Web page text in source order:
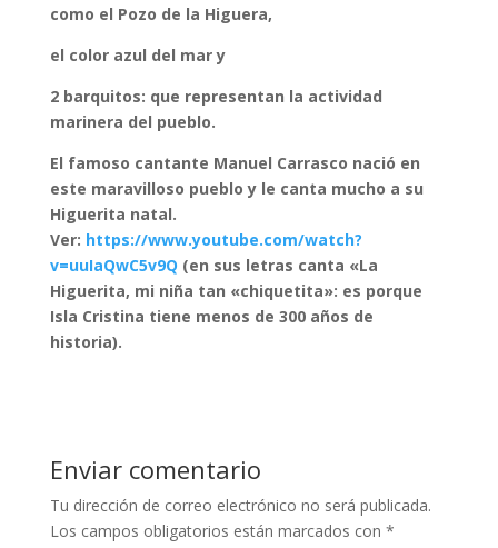
como el Pozo de la Higuera,
el color azul del mar y
2 barquitos: que representan la actividad
marinera del pueblo.
El famoso cantante Manuel Carrasco nació en
este maravilloso pueblo y le canta mucho a su
Higuerita natal.
Ver: https://www.youtube.com/watch?
v=uuIaQwC5v9Q (en sus letras canta «La
Higuerita, mi niña tan «chiquetita»: es porque
Isla Cristina tiene menos de 300 años de
historia).
Enviar comentario
Tu dirección de correo electrónico no será publicada.
Los campos obligatorios están marcados con *